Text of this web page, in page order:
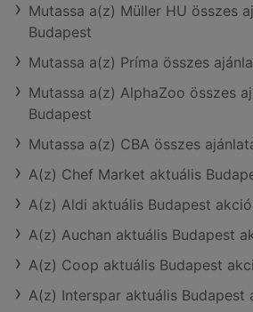
Mutassa a(z) Müller HU összes
Budapest
Mutassa a(z) Príma összes
Mutassa a(z) AlphaZoo összes
Budapest
Mutassa a(z) CBA összes
A(z) Chef Market aktuális
A(z) Aldi aktuális Budapest
A(z) Auchan aktuális Budapest
A(z) Coop aktuális Budapest
A(z) Interspar aktuális Budapest